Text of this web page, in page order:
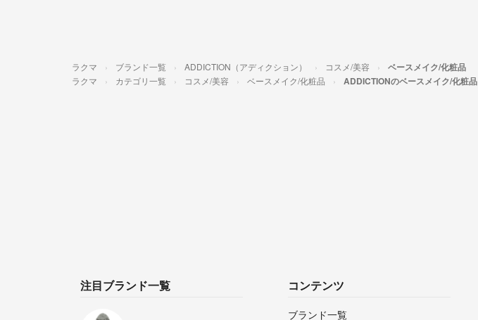
ラクマ ブランド一覧 ADDICTION（アディクション） コスメ/美容 ベースメイク/化粧品
ラクマ カテゴリ一覧 コスメ/美容 ベースメイク/化粧品 ADDICTIONのベースメイク/化粧品
注目ブランド一覧 コンテンツ
ブランド一覧